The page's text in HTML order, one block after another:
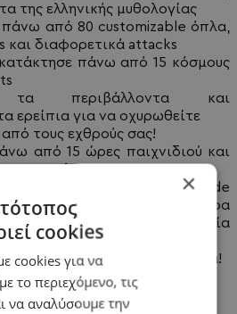
της ελληνικής μυθολογίας
πάνω από 80 customizable όπλα,
και διαφορετικά attacks
κατάκτησε πάνω από 15 κόσμους
τα περιβάλλοντα και
ερείπια για να οχυρωθείτε
τους εχθρούς σας!
από 15 ώρες παιχνιδιού και
σε 2-player co-op mode
σας ή με κάποιον χαρακτήρα
διαφορετική εμπειρία
με νέο gameplay και όπλα!
×
cookies
cookies για να
το περιεχόμενο, τις
να αναλύσουμε την